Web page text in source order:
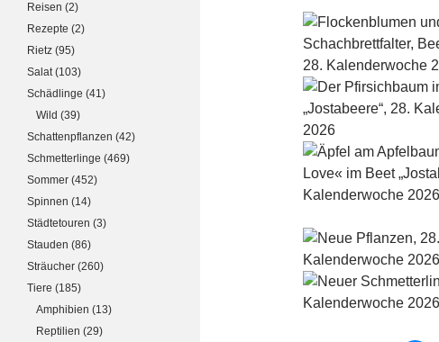
Reisen (2)
Rezepte (2)
Rietz (95)
Salat(103)
Schädlinge (41)
Wild (39)
Schattenpflanzen (42)
Schmetterlinge (469)
Sommer (452)
Spinnen (14)
Städtetouren (3)
Stauden (86)
Sträucher (260)
Tiere (185)
Amphibien (13)
Reptilien (29)